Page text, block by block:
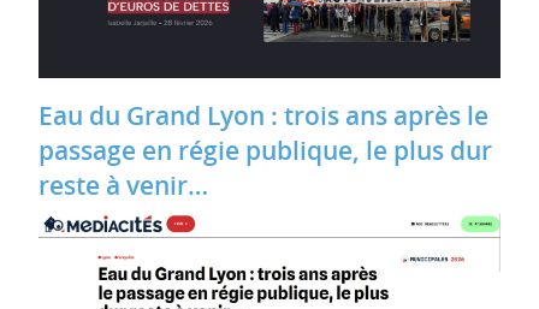
Eau du Grand Lyon : trois ans après le
passage en régie publique, le plus dur
reste à venir…